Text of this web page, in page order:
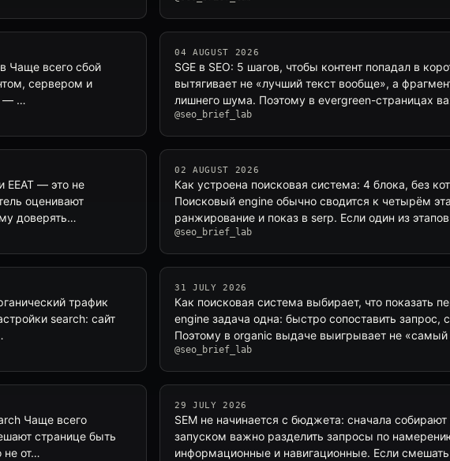
Чаще всего сбой
сервером и
— …
04 AUGUST 2026
SGE в SEO: 5 шагов, чтобы контент попадал в
вытягивает не «лучший текст вообще», а
лишнего шума. Поэтому в evergreen-страницах
@seo_brief_lab
EEAT — это не
оценивают
доверять…
02 AUGUST 2026
Как устроена поисковая система: 4 блока, без
Поисковый engine обычно сводится к четырём
ранжирование и показ в serp. Если один из
@seo_brief_lab
трафик
search: сайт
31 JULY 2026
Как поисковая система выбирает, что показать
engine задача одна: быстро сопоставить запрос,
Поэтому в organic выдаче выигрывает не
@seo_brief_lab
Чаще всего
странице быть
не от…
29 JULY 2026
SEM не начинается с бюджета: сначала
запуском важно разделить запросы по
информационные и навигационные. Если